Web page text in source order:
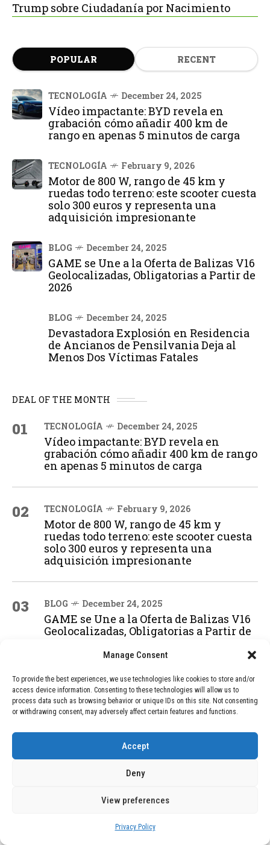
Manage Consent
To provide the best experiences, we use technologies like cookies to store and/or
access device information. Consenting to these technologies will allow us to
process data such as browsing behavior or unique IDs on this site. Not consenting
or withdrawing consent, may adversely affect certain features and functions.
Accept
Deny
View preferences
Privacy Policy
Trump sobre Ciudadanía por Nacimiento
POPULAR RECENT
TECNOLOGÍA December 24, 2025
Vídeo impactante: BYD revela en
grabación cómo añadir 400 km de
rango en apenas 5 minutos de carga
TECNOLOGÍA February 9, 2026
Motor de 800 W, rango de 45 km y
ruedas todo terreno: este scooter cuesta
solo 300 euros y representa una
adquisición impresionante
BLOG December 24, 2025
GAME se Une a la Oferta de Balizas V16
Geolocalizadas, Obligatorias a Partir de
2026
BLOG December 24, 2025
Devastadora Explosión en Residencia
de Ancianos de Pensilvania Deja al
Menos Dos Víctimas Fatales
DEAL OF THE MONTH
01 TECNOLOGÍA December 24, 2025
Vídeo impactante: BYD revela en
grabación cómo añadir 400 km de rango
en apenas 5 minutos de carga
02 TECNOLOGÍA February 9, 2026
Motor de 800 W, rango de 45 km y
ruedas todo terreno: este scooter cuesta
solo 300 euros y representa una
adquisición impresionante
03 BLOG December 24, 2025
GAME se Une a la Oferta de Balizas V16
Geolocalizadas, Obligatorias a Partir de
04 BLOG December 24, 2025
Devastadora Explosión en Residencia
de Ancianos de Pensilvania Deja al